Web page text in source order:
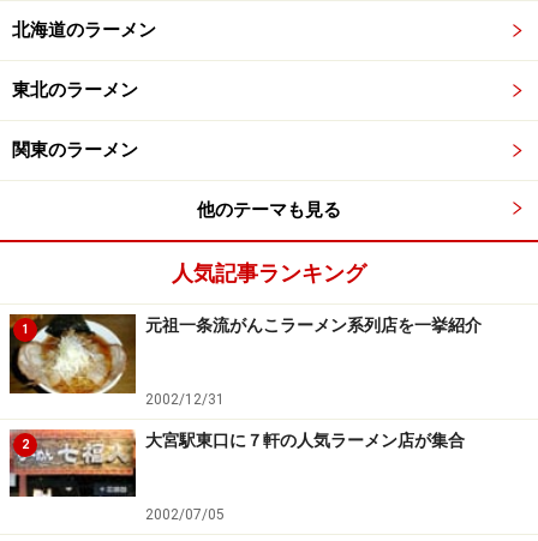
北海道のラーメン
東北のラーメン
関東のラーメン
他のテーマも見る
人気記事ランキング
1 元祖一条流がんこラーメン系列店を一挙紹介
2002/12/31
2 大宮駅東口に７軒の人気ラーメン店が集合
2002/07/05